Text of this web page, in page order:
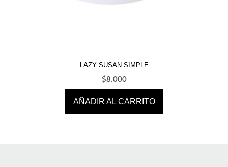
LAZY SUSAN SIMPLE
$8.000
AÑADIR AL CARRITO